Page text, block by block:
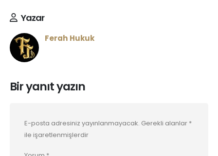
Yazar
Ferah Hukuk
Bir yanıt yazın
E-posta adresiniz yayınlanmayacak. Gerekli alanlar *
ile işaretlenmişlerdir